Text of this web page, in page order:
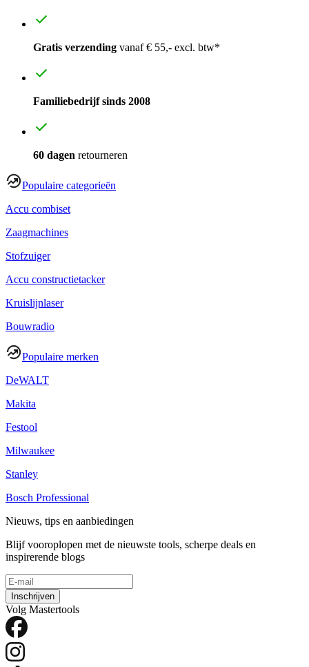
Gratis verzending vanaf € 55,- excl. btw*
Familiebedrijf sinds 2008
60 dagen retourneren
Populaire categorieën
Accu combiset
Zaagmachines
Stofzuiger
Accu constructietacker
Kruislijnlaser
Bouwradio
Populaire merken
DeWALT
Makita
Festool
Milwaukee
Stanley
Bosch Professional
Nieuws, tips en aanbiedingen
Blijf vooroplopen met de nieuwste tools, scherpe deals en
inspirerende blogs
Inschrijven
Volg Mastertools